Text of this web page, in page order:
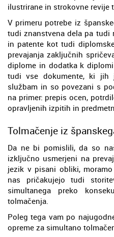
ilustrirane in strokovne revije
V primeru potrebe iz
tudi znanstvena dela pa tudi
in patente kot tudi
prevajanja zaključnih
diplome in dodatka k
tudi vse dokumente, ki jih
službam in so povezani s
na primer: prepis ocen,
opravljenih izpitih in
Tolmačenje iz
Da ne bi pomislili, da so
izključno usmerjeni na
jezik v pisani obliki,
nas pričakujejo tudi
simultanega preko
tolmačenja.
Poleg tega vam po
opreme za simultano